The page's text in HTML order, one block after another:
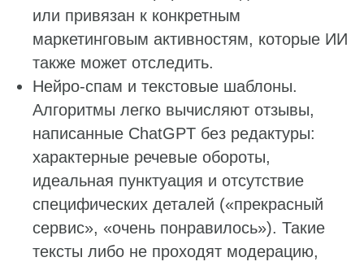
или привязан к конкретным
маркетинговым активностям, которые ИИ
также может отследить.
Нейро-спам и текстовые шаблоны.
Алгоритмы легко вычисляют отзывы,
написанные ChatGPT без редактуры:
характерные речевые обороты,
идеальная пунктуация и отсутствие
специфических деталей («прекрасный
сервис», «очень понравилось»). Такие
тексты либо не проходят модерацию,